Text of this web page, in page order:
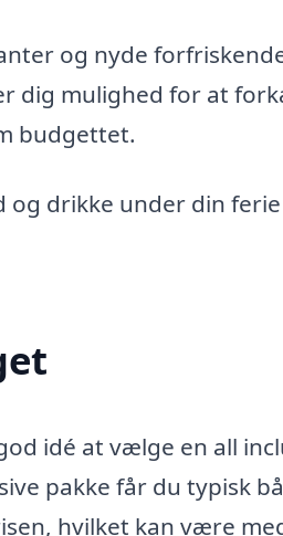
og nyde
dig mulighed for at
budgettet.
drikke under din
idé at vælge en all
pakke får du typisk
hvilket kan være